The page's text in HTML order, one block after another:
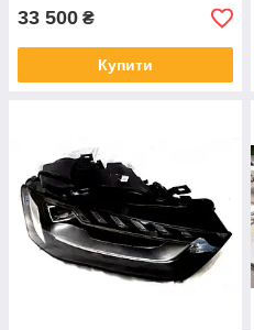
33 500 ₴
Купити